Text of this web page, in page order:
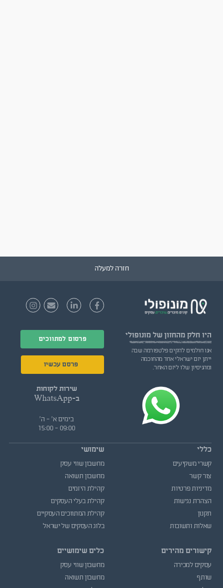
חזרה למעלה
היו חלק מהחזון של מונופולי
אנו חולמים להקים פלטפורמה שבה
ייתן יזם ישראלי אחד מהחוכמה
ומהניסיון שלו ליזם האחר.
פרסום למתווכים
פרסם עכשיו
שירות לקוחות
ב-WhatsApp
בימים א' - ה'
09:00 - 15:00
כללי
קשרי משקיעים
צור קשר
מדיניות פרטיות
הצהרת נגישות
תקנון
שאלות ותשובות
קישורים מהירים
עסקים למכירה
שותף
שימושי
מחשבון שווי עסק
מחשבון תשואה
קהילת היזמים
קהילת בעלי העסקים
קהילת המתווכים העסקיים
בלוג העסקים של ישראל
כלים שימושיים
מחשבון שווי עסק
מחשבון תשואה